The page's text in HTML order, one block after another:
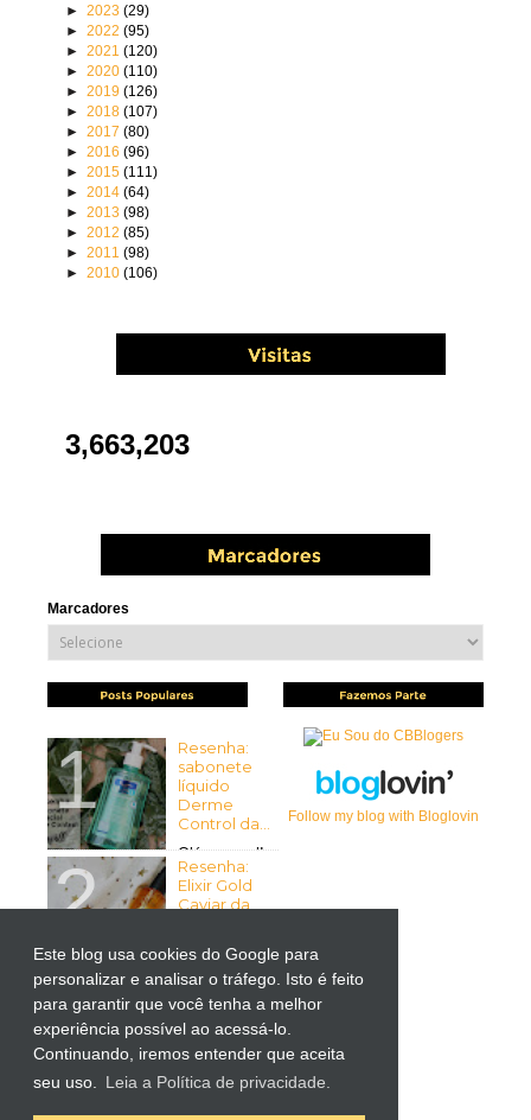
Este blog usa cookies do Google para
personalizar e analisar o tráfego. Isto é feito
para garantir que você tenha a melhor
experiência possível ao acessá-lo.
Continuando, iremos entender que aceita
seu uso.
Leia a Política de privacidade.
►2023(29)
►2022(95)
►2021(120)
►2020(110)
►2019(126)
►2018(107)
►2017(80)
►2016(96)
►2015(111)
►2014(64)
►2013(98)
►2012(85)
►2011(98)
►2010(106)
3,663,203
Marcadores
Resenha:
sabonete
líquido
Derme
Control da...
Olá pessoal!
Tudo bem com vocês? Espero
que sim ...
Resenha:
Elixir Gold
Caviar da
Olá pessoal!
Tudo bem
com vocês? Espero que sim! ...
Resenha:
Liftactiv
Supreme
da Vichy
por Kutiz...
Follow my blog with Bloglovin